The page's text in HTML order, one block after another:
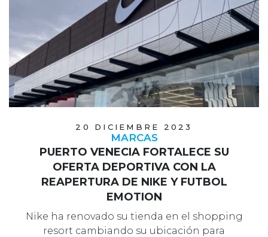
20 DICIEMBRE 2023
MARCAS
PUERTO VENECIA FORTALECE SU
OFERTA DEPORTIVA CON LA
REAPERTURA DE NIKE Y FUTBOL
EMOTION
Nike ha renovado su tienda en el shopping
resort cambiando su ubicación para